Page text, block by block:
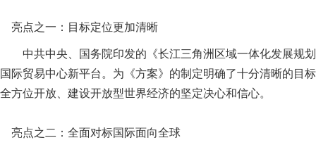
亮点之一：目标定位更加清晰
中共中央、国务院印发的《长江三角洲区域一体化发展规
国际贸易中心新平台。为《方案》的制定明确了十分清晰的目
全方位开放、建设开放型世界经济的坚定决心和信心。
亮点之二：全面对标国际面向全球